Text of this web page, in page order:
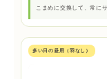
こまめに交換して、常に
多い日の昼用（羽なし）